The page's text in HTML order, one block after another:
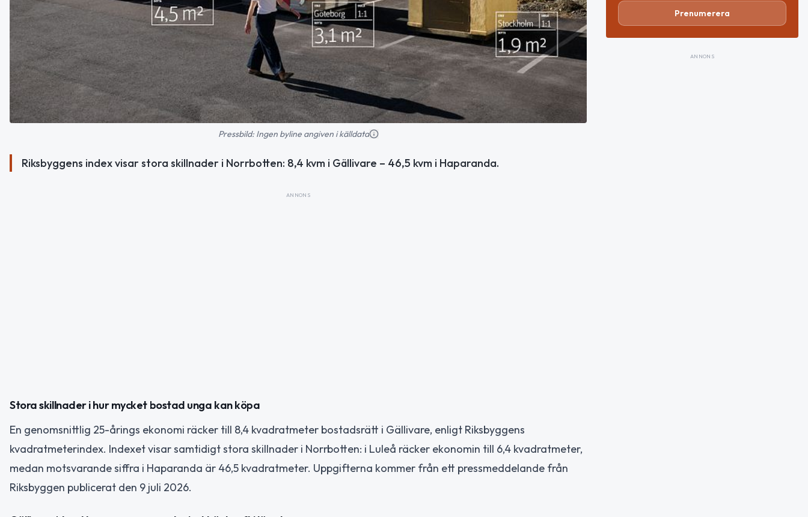
Pressbild: Ingen byline angiven i källdata
Riksbyggens index visar stora skillnader i Norrbotten: 8,4 kvm i Gällivare – 46,5 kvm i Haparanda.
ANNONS
Stora skillnader i hur mycket bostad unga kan köpa
En genomsnittlig 25-årings ekonomi räcker till 8,4 kvadratmeter bostadsrätt i Gällivare, enligt Riksbyggens
kvadratmeterindex. Indexet visar samtidigt stora skillnader i Norrbotten: i Luleå räcker ekonomin till 6,4 kvadratmeter,
medan motsvarande siffra i Haparanda är 46,5 kvadratmeter. Uppgifterna kommer från ett pressmeddelande från
Riksbyggen publicerat den 9 juli 2026.
Prenumerera
ANNONS